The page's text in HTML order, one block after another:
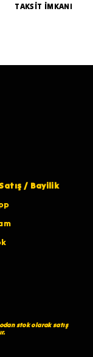
TAKSİT İMKANI
/ Bayilik
stok olarak satış